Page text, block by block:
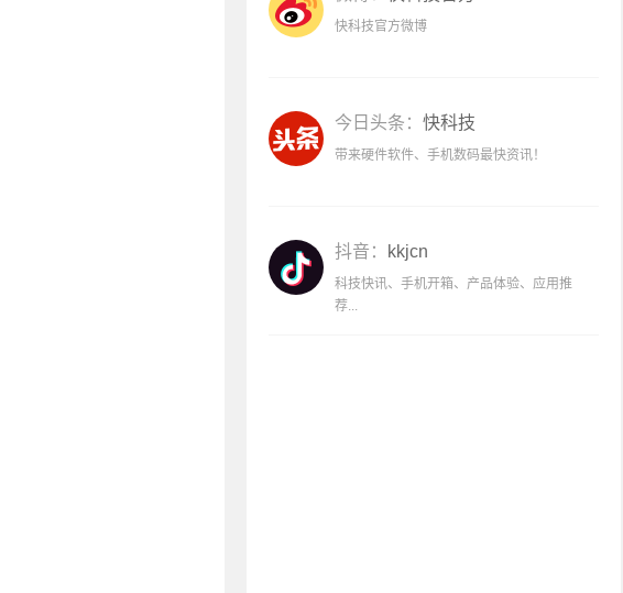
快科技官方微博
今日头条： 快科技
带来硬件软件、手机数码最快资讯！
抖音： kkjcn
科技快讯、手机开箱、产品体验、应用推
荐...